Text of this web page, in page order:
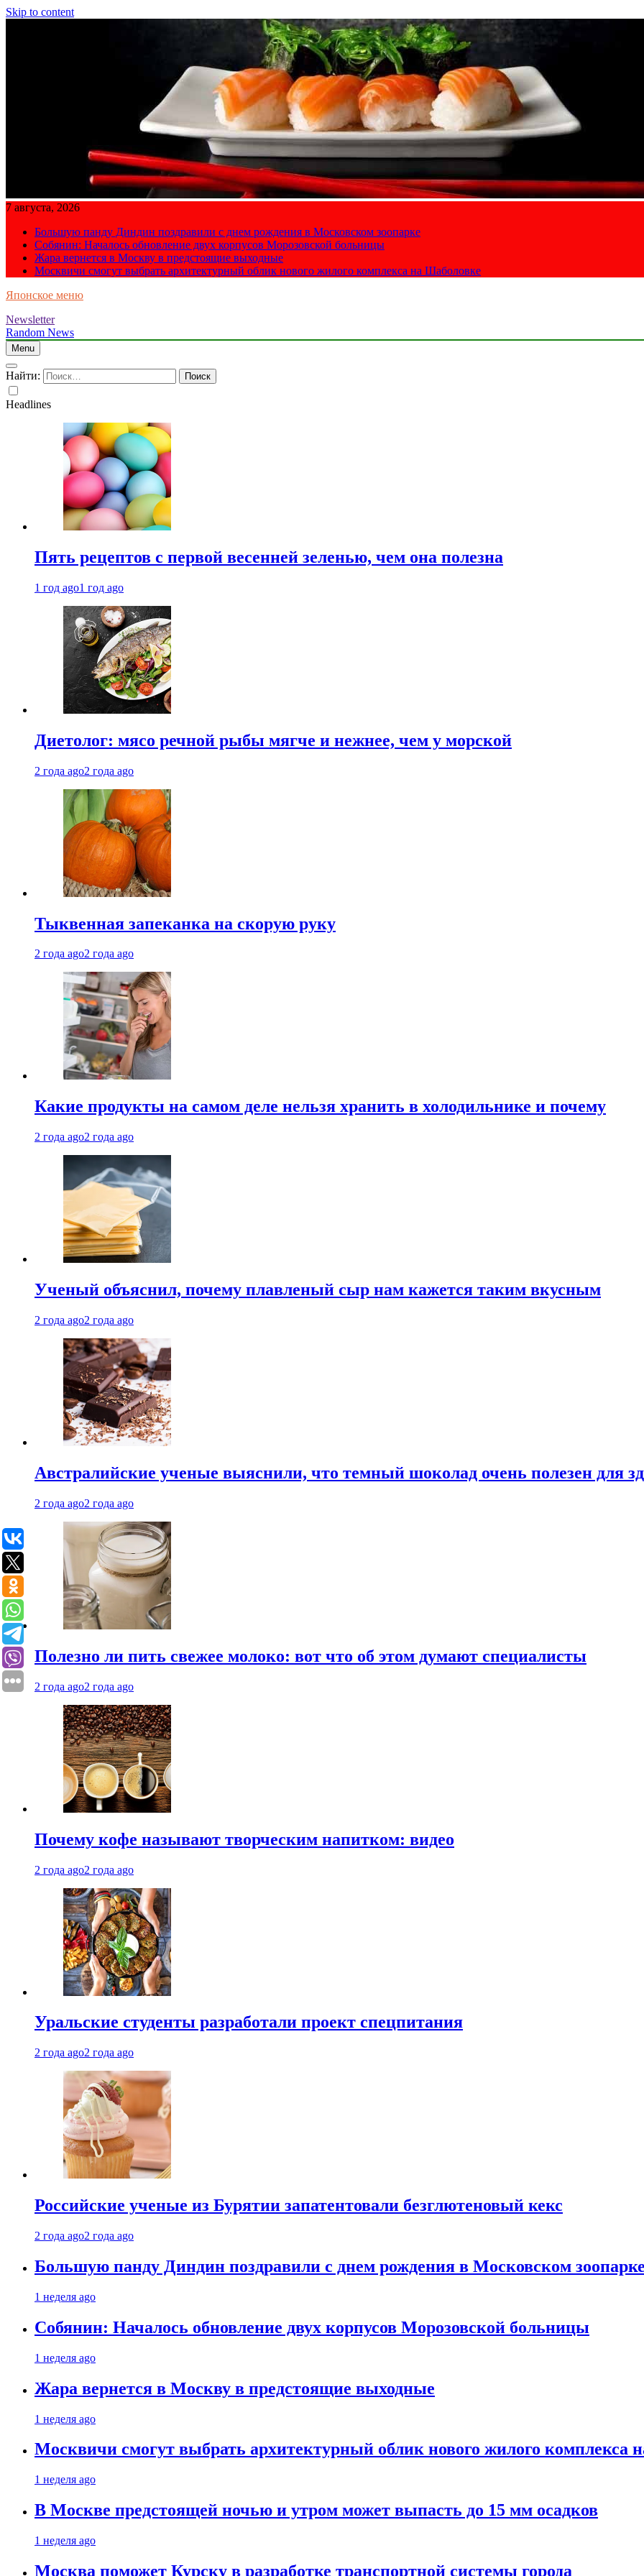
Skip to content
7 августа, 2026
Большую панду Диндин поздравили с днем рождения в Московском зоопарке
Собянин: Началось обновление двух корпусов Морозовской больницы
Жара вернется в Москву в предстоящие выходные
Москвичи смогут выбрать архитектурный облик нового жилого комплекса на Шаболовке
Японское меню
Newsletter
Random News
Menu
Найти:
Headlines
Пять рецептов с первой весенней зеленью, чем она полезна
1 год ago1 год ago
Диетолог: мясо речной рыбы мягче и нежнее, чем у морской
2 года ago2 года ago
Тыквенная запеканка на скорую руку
2 года ago2 года ago
Какие продукты на самом деле нельзя хранить в холодильнике и почему
2 года ago2 года ago
Ученый объяснил, почему плавленый сыр нам кажется таким вкусным
2 года ago2 года ago
Австралийские ученые выяснили, что темный шоколад очень полезен для
2 года ago2 года ago
Полезно ли пить свежее молоко: вот что об этом думают специалисты
2 года ago2 года ago
Почему кофе называют творческим напитком: видео
2 года ago2 года ago
Уральские студенты разработали проект спецпитания
2 года ago2 года ago
Российские ученые из Бурятии запатентовали безглютеновый кекс
2 года ago2 года ago
Большую панду Диндин поздравили с днем рождения в Московском зоопарке
1 неделя ago
Собянин: Началось обновление двух корпусов Морозовской больницы
1 неделя ago
Жара вернется в Москву в предстоящие выходные
1 неделя ago
Москвичи смогут выбрать архитектурный облик нового жилого комплекса
1 неделя ago
В Москве предстоящей ночью и утром может выпасть до 15 мм осадков
1 неделя ago
Москва поможет Курску в разработке транспортной системы города